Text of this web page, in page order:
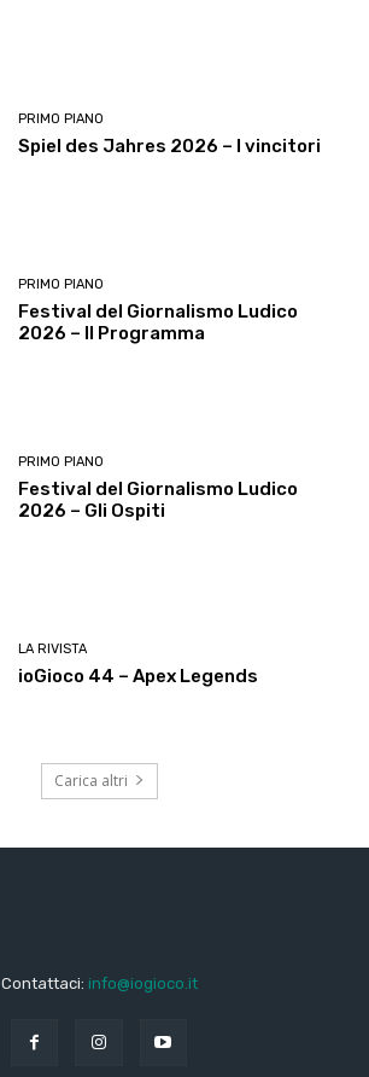
PRIMO PIANO
Spiel des Jahres 2026 – I vincitori
PRIMO PIANO
Festival del Giornalismo Ludico
2026 – Il Programma
PRIMO PIANO
Festival del Giornalismo Ludico
2026 – Gli Ospiti
LA RIVISTA
ioGioco 44 – Apex Legends
Carica altri
Contattaci: info@iogioco.it